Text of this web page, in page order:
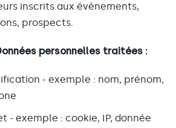
inscrits aux évènements,
prospects.
personnelles traitées :
- exemple : nom, prénom,
- exemple : cookie, IP, donnée